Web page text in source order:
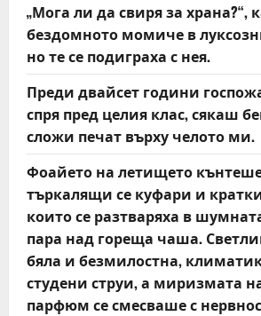
„Мога ли да свиря за храна?“,
бездомното момиче в
но те се подиграха с нея.
Преди двайсет години
спря пред целия клас, сякаш
сложи печат върху челото ми.
Фоайето на летището кънтеше
търкалящи се куфари и
които се разтваряха в
пара над гореща чаша.
бяла и безмилостна,
студени струи, а миризмата
парфюм се смесваше с